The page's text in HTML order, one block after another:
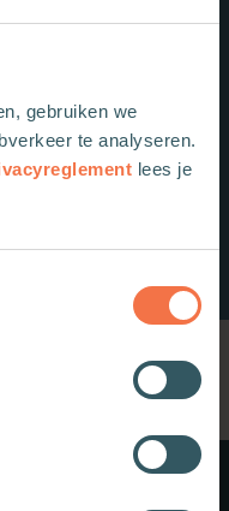
gebruiken we
te analyseren.
lees je